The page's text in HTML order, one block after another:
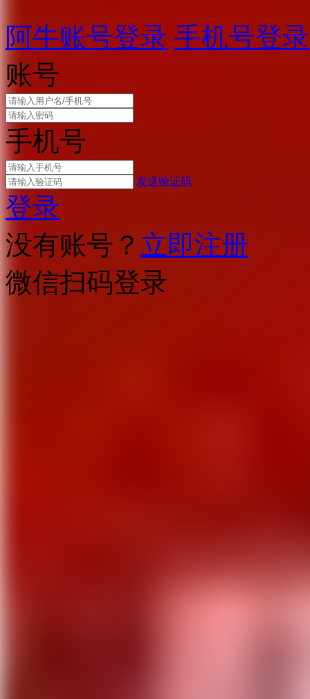
阿牛账号登录 手机号登录
账号
手机号
发送验证码
登录
没有账号？ 立即注册
微信扫码登录